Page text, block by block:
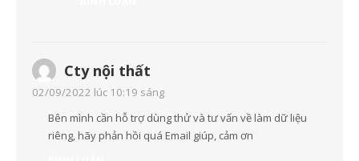
Cty nội thất
02/09/2022 lúc 10:19 sáng
Bên mình cần hỗ trợ dùng thử và tư vấn về làm dữ liệu
riêng, hãy phản hồi quá Email giúp, cảm ơn